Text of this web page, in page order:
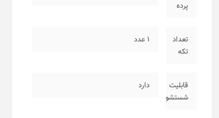
پرده
تعداد
تکه
۱ عدد
قابلیت
شستشو
دارد